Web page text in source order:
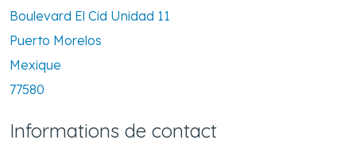
Boulevard El Cid Unidad 11
Puerto Morelos
Mexique
77580
Informations de contact